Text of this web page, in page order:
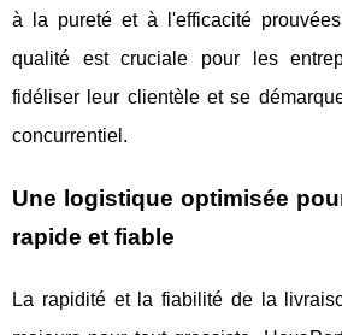
à la pureté et à l'efficacité
qualité est cruciale pour les
fidéliser leur clientèle et se
concurrentiel.
Une logistique optimisée
rapide et fiable
La rapidité et la fiabilité de la